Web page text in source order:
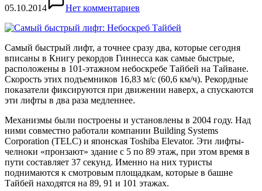
05.10.2014 Нет комментариев
Самый быстрый лифт, а точнее сразу два, которые сегодня
вписаны в Книгу рекордов Гиннесса как самые быстрые,
расположены в 101-этажном небоскребе Тайбей на Тайване.
Скорость этих подъемников 16,83 м/с (60,6 км/ч). Рекордные
показатели фиксируются при движении наверх, а спускаются
эти лифты в два раза медленнее.
Механизмы были построены и установлены в 2004 году. Над
ними совместно работали компании Building Systems
Corporation (TELC) и японская Toshiba Elevator. Эти лифты-
челноки «пронзают» здание с 5 по 89 этаж, при этом время в
пути составляет 37 секунд. Именно на них туристы
поднимаются к смотровым площадкам, которые в башне
Тайбей находятся на 89, 91 и 101 этажах.